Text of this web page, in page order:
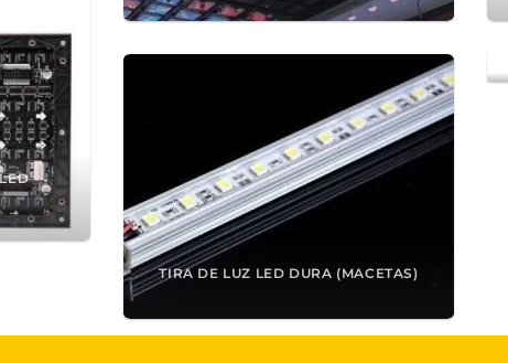
TIRA DE LUZ LED DURA (MACETAS)